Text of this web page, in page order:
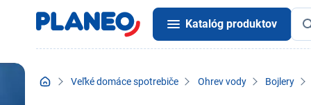
Katalóg produktov
Veľké domáce spotrebiče Ohrev vody Bojlery